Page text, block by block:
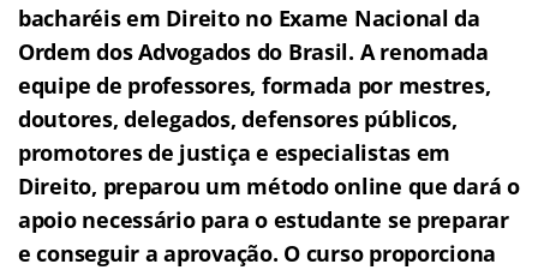
bacharéis em Direito no Exame Nacional da
Ordem dos Advogados do Brasil. A renomada
equipe de professores, formada por mestres,
doutores, delegados, defensores públicos,
promotores de justiça e especialistas em
Direito, preparou um método online que dará o
apoio necessário para o estudante se preparar
e conseguir a aprovação. O curso proporciona